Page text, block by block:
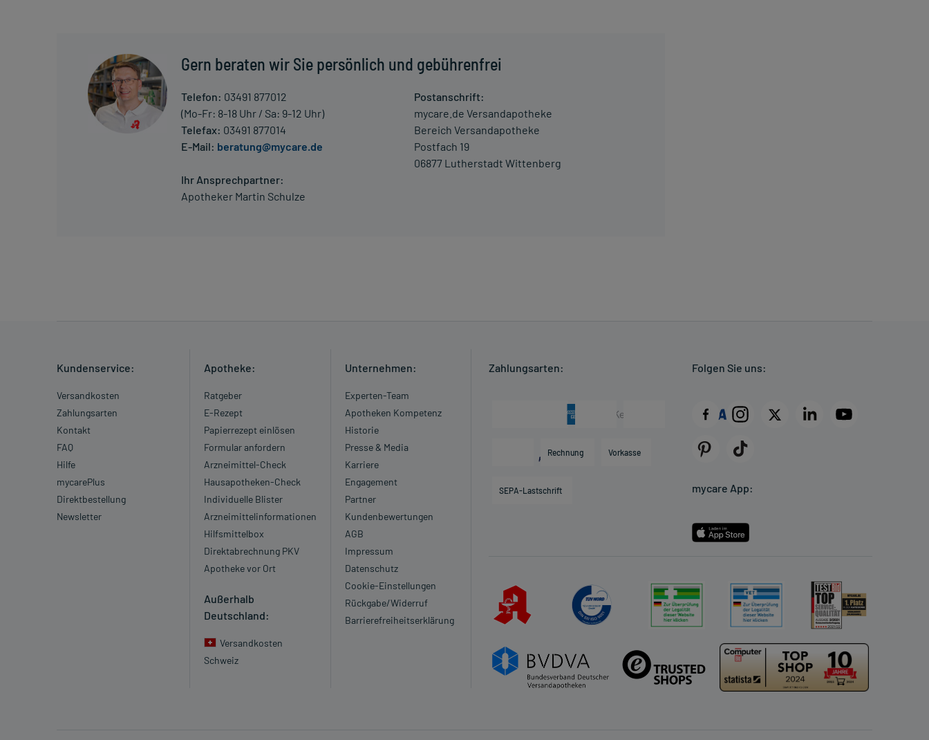
Gern beraten wir Sie persönlich und gebührenfrei
Telefon: 03491 877012
(Mo-Fr: 8-18 Uhr / Sa: 9-12 Uhr)
Telefax: 03491 877014
E-Mail: beratung@mycare.de
Ihr Ansprechpartner:
Apotheker Martin Schulze
Postanschrift:
mycare.de Versandapotheke
Bereich Versandapotheke
Postfach 19
06877 Lutherstadt Wittenberg
Kundenservice:
Versandkosten
Zahlungsarten
Kontakt
FAQ
Hilfe
mycarePlus
Direktbestellung
Newsletter
Apotheke:
Ratgeber
E-Rezept
Papierrezept einlösen
Formular anfordern
Arzneimittel-Check
Hausapotheken-Check
Individuelle Blister
Arzneimittelinformationen
Hilfsmittelbox
Direktabrechnung PKV
Apotheke vor Ort
Außerhalb
Deutschland:
Versandkosten
Schweiz
Unternehmen:
Experten-Team
Apotheken Kompetenz
Historie
Presse & Media
Karriere
Engagement
Partner
Kundenbewertungen
AGB
Impressum
Datenschutz
Cookie-Einstellungen
Rückgabe/Widerruf
Barrierefreiheitserklärung
Zahlungsarten:
Rechnung Vorkasse
SEPA-Lastschrift
Folgen Sie uns:
mycare App: